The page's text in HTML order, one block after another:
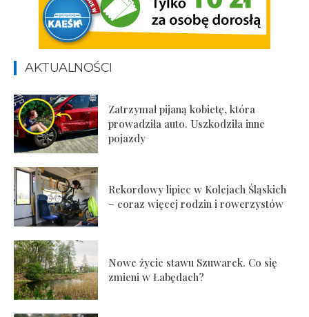
AKTUALNOŚCI
Zatrzymał pijaną kobietę, która
prowadziła auto. Uszkodziła inne
pojazdy
Rekordowy lipiec w Kolejach Śląskich
– coraz więcej rodzin i rowerzystów
Nowe życie stawu Szuwarek. Co się
zmieni w Łabędach?